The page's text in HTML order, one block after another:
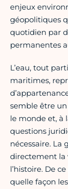
enjeux
géopolitiques
quotidien par
permanentes
L’eau, tout
maritimes,
semble être
le monde et, à
questions
nécessaire. La
directement la
l’histoire. De
quelle façon